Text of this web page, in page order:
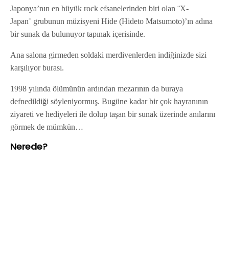
Japonya’nın en büyük rock efsanelerinden biri olan ¨X-
Japan¨ grubunun müzisyeni Hide (Hideto Matsumoto)’ın adına
bir sunak da bulunuyor tapınak içerisinde.
Ana salona girmeden soldaki merdivenlerden indiğinizde sizi
karşılıyor burası.
1998 yılında ölümünün ardından mezarının da buraya
defnedildiği söyleniyormuş. Bugüne kadar bir çok hayranının
ziyareti ve hediyeleri ile dolup taşan bir sunak üzerinde anılarını
görmek de mümkün…
Nerede?